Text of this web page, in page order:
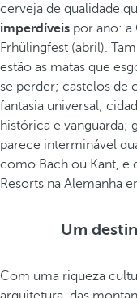
cerveja de qualidade
imperdíveis por ano: a
Frhülingfest (abril).
estão as matas que
se perder; castelos de
fantasia universal;
histórica e vanguarda;
parece interminável
como Bach ou Kant, e
Resorts na Alemanha
Um
Com uma riqueza